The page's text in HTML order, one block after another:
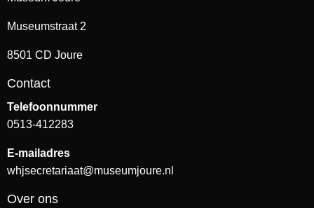
Museumstraat 2
8501 CD Joure
Contact
Telefoonnummer
0513-412283
E-mailadres
whjsecretariaat@museumjoure.nl
Over ons